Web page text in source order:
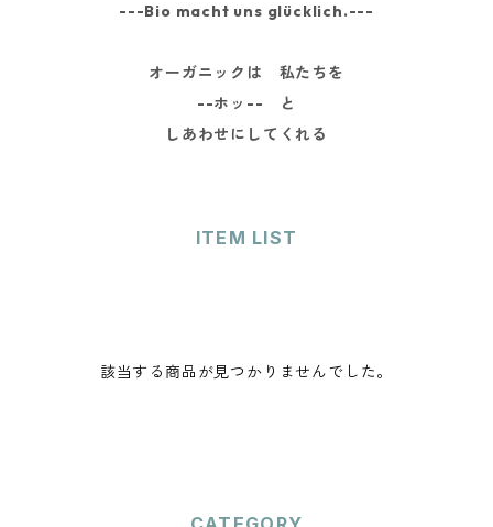
---Bio macht uns glücklich.---
オーガニックは 私たちを
--ホッ-- と
しあわせにしてくれる
ITEM LIST
該当する商品が見つかりませんでした。